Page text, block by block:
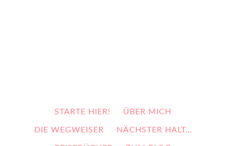
STARTE HIER! ÜBER MICH
DIE WEGWEISER NÄCHSTER HALT…